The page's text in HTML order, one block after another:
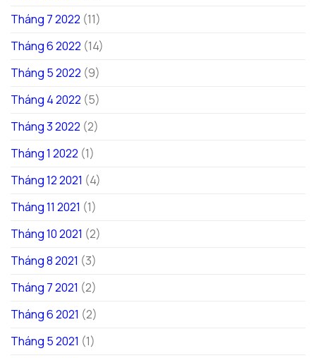
Tháng 7 2022 (11)
Tháng 6 2022 (14)
Tháng 5 2022 (9)
Tháng 4 2022 (5)
Tháng 3 2022 (2)
Tháng 1 2022 (1)
Tháng 12 2021 (4)
Tháng 11 2021 (1)
Tháng 10 2021 (2)
Tháng 8 2021 (3)
Tháng 7 2021 (2)
Tháng 6 2021 (2)
Tháng 5 2021 (1)